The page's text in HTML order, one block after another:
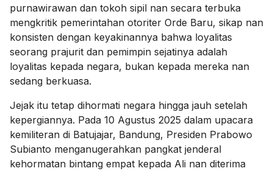
purnawirawan dan tokoh sipil nan secara terbuka
mengkritik pemerintahan otoriter Orde Baru, sikap nan
konsisten dengan keyakinannya bahwa loyalitas
seorang prajurit dan pemimpin sejatinya adalah
loyalitas kepada negara, bukan kepada mereka nan
sedang berkuasa.
Jejak itu tetap dihormati negara hingga jauh setelah
kepergiannya. Pada 10 Agustus 2025 dalam upacara
kemiliteran di Batujajar, Bandung, Presiden Prabowo
Subianto menganugerahkan pangkat jenderal
kehormatan bintang empat kepada Ali nan diterima